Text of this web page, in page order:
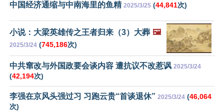
中国经济通缩与中南海里的鱼精 2025/3/25 (44,841次)
小说：大梁英雄传之王者归来（3）大葬 🖼️
2025/3/24 (745,186次)
中共窜改与外国政要会谈内容 遭抗议不改惹讽 2025/3/24
(42,194次)
李强在京风头强过习 习跑云贵“首谈退休” 2025/3/24 (46,064
次)